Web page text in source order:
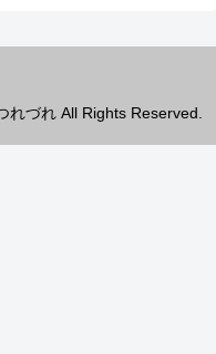
づれ All Rights Reserved.